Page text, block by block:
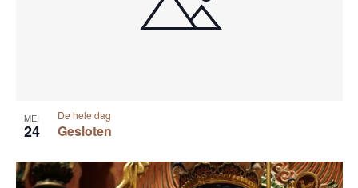
MEI
24 Gesloten
De hele dag